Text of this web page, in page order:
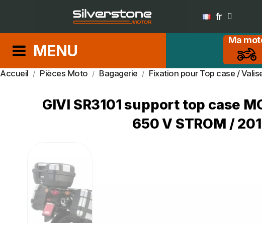
fr
MENU
Ma
Accueil Pièces Moto Bagagerie Fixation pour Top case /
GIVI SR3101 support top case
650 V STROM /